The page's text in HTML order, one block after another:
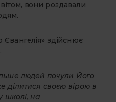
вони роздавали
здійснює
людей почули Його
ділитися своєю вірою в
школі, на